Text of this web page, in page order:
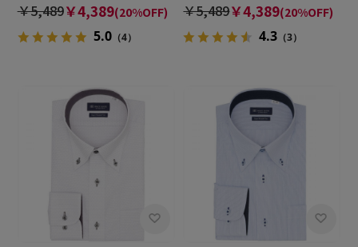
￥5,489￥4,389(20%OFF)
5.0（4）
￥5,489￥4,389(20%OFF)
4.3 （3）